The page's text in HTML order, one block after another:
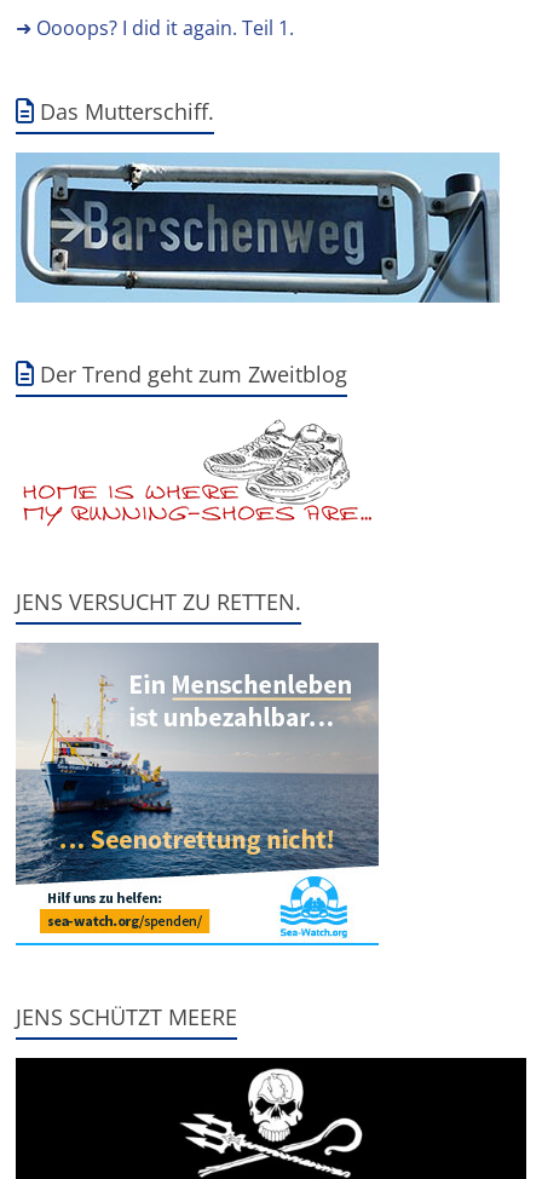
➜ Oooops? I did it again. Teil 1.
Das Mutterschiff.
Der Trend geht zum Zweitblog
JENS VERSUCHT ZU RETTEN.
JENS SCHÜTZT MEERE